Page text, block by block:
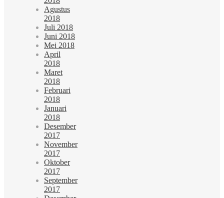
Agustus
2018
Juli 2018
Juni 2018
Mei 2018
April
2018
Maret
2018
Februari
2018
Januari
2018
Desember
2017
November
2017
Oktober
2017
September
2017